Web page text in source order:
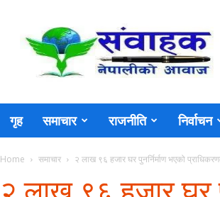
Sambahak
गृह समाचार राजनीति निर्वाचन
Home समाचार २ लाख ९६ हजार घर पुनर्निर्माण भएको